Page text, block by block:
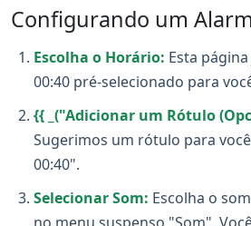
Configurando um
Escolha o Horário: Esta
00:40 pré-selecionado para
{{ _("Adicionar um Rótulo
Sugerimos um rótulo para
00:40".
Selecionar Som: Escolha o